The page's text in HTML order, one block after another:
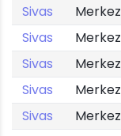
Sivas
Merkez
Sivas
Merkez
Sivas
Merkez
Sivas
Merkez
Sivas
Merkez